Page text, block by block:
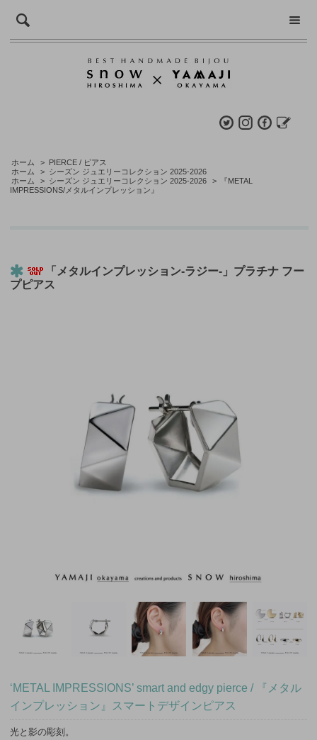
ホーム > PIERCE / ピアス
ホーム
> シーズン ジュエリーコレクション 2025-2026
ホーム
> シーズン ジュエリーコレクション 2025-2026 >
『METAL
IMPRESSIONS/メタルインプレッション』
「メタルインプレッション-ラジー-」プラチナ フー
プピアス
‘METAL IMPRESSIONS’ smart and edgy pierce / 『メタル
インプレッション』スマートデザインピアス
光と影の彫刻。